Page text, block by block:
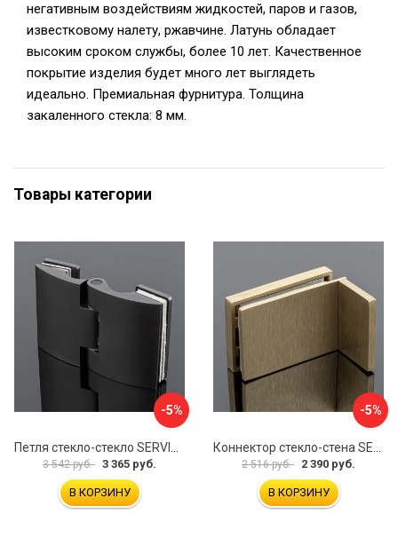
негативным воздействиям жидкостей, паров и газов,
известковому налету, ржавчине. Латунь обладает
высоким сроком службы, более 10 лет. Качественное
покрытие изделия будет много лет выглядеть
идеально. Премиальная фурнитура. Толщина
закаленного стекла: 8 мм.
Товары категории
-5%
3 542 руб. 3 365 руб.
В КОРЗИНУ
-5%
2 516 руб. 2 390 руб.
В КОРЗИНУ